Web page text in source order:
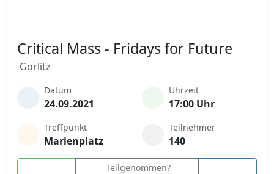
Critical Mass - Fridays for Future
Görlitz
Datum
24.09.2021
Uhrzeit
17:00 Uhr
Treffpunkt
Marienplatz
Teilnehmer
140
Teilgenommen?